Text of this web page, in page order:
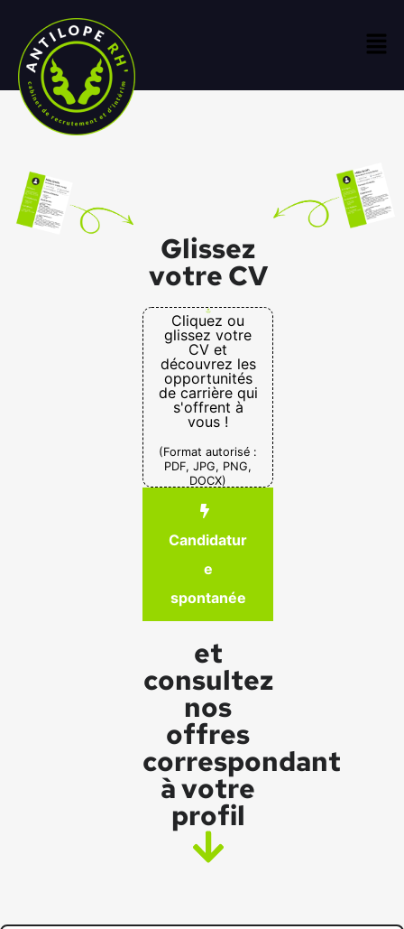
Glissez
votre CV
Cliquez ou
glissez votre
CV et
découvrez les
opportunités
de carrière qui
s'offrent à
vous !
(Format autorisé :
PDF, JPG, PNG,
DOCX)
Candidatur
e
spontanée
et
consultez
nos
offres
correspondant
à votre
profil